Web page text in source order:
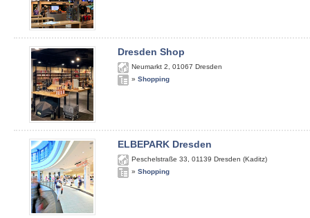
Dresden Shop
Neumarkt 2 01067 Dresden
» Shopping
ELBEPARK Dresden
Peschelstraße 33 01139 Dresden (Kaditz)
» Shopping